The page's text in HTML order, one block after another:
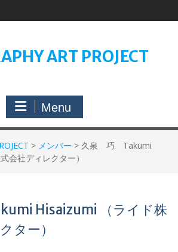
ART PROJECT
Menu
> メンバー > 久泉 巧 Takumi
会社ディレクター）
Hisaizumi （ライド株
ター）